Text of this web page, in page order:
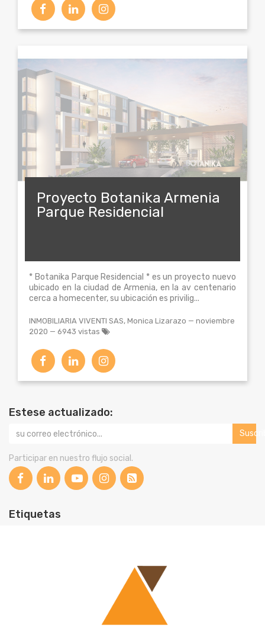
Proyecto Botanika Armenia
Parque Residencial
* Botanika Parque Residencial * es un proyecto nuevo
ubicado en la ciudad de Armenia, en la av centenario
cerca a homecenter, su ubicación es privilig...
INMOBILIARIA VIVENTI SAS, Monica Lizarazo —noviembre
2020 — 6943 vistas
Estese actualizado:
Participar en nuestro flujo social.
Etiquetas